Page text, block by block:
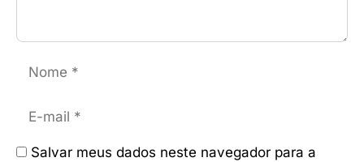
Nome
E-
mail
Salvar meus dados neste navegador para a